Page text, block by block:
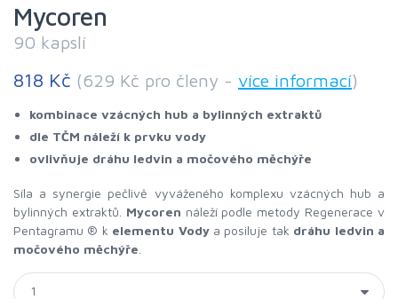
Mycoren
90 kapslí
818 Kč (629 Kč pro členy - více informací)
kombinace vzácných hub a bylinných extraktů
dle TČM náleží k prvku vody
ovlivňuje dráhu ledvin a močového měchýře
Síla a synergie pečlivě vyváženého komplexu vzácných hub a
bylinných extraktů. Mycoren náleží podle metody Regenerace v
Pentagramu ® k elementu Vody a posiluje tak dráhu ledvin a
močového měchýře